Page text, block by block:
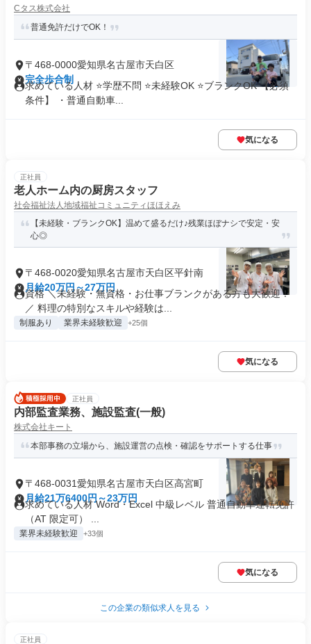
Cタス株式会社
普通免許だけでOK！
〒468-0000愛知県名古屋市天白区
完全歩合制
求めている人材 ⭐学歴不問 ⭐未経験OK ⭐ブランクOK 【必須
条件】 ・普通自動車...
気になる
正社員
老人ホーム内の厨房スタッフ
社会福祉法人地域福祉コミュニティほほえみ
【未経験・ブランクOK】温めて盛るだけ♪残業ほぼナシで安定・安
心◎
〒468-0020愛知県名古屋市天白区平針南
月給20万円～27万円
資格 ＼未経験・無資格・お仕事ブランクがある方も大歓迎！
／ 料理の特別なスキルや経験は...
制服あり 業界未経験歓迎 +25個
気になる
正社員
内部監査業務、施設監査(一般)
株式会社キート
本部事務の⽴場から、施設運営の点検・確認をサポートする仕事
〒468-0031愛知県名古屋市天白区高宮町
月給21万6400円～23万円
求めている人材 Word・Excel 中級レベル 普通⾃動⾞運転免許
（AT 限定可） ...
業界未経験歓迎 +33個
気になる
この企業の類似求人を見る
正社員